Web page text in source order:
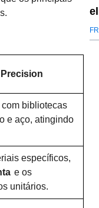
bibliotecas
e aço, atingindo
específicos,
e os
unitários.